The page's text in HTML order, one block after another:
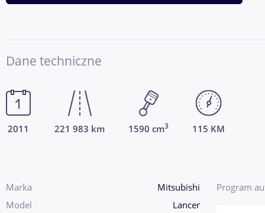
Dane techniczne
2011 221 983 km 1590 cm3 115 KM
Marka
Mitsubishi
Model
Lancer
Program